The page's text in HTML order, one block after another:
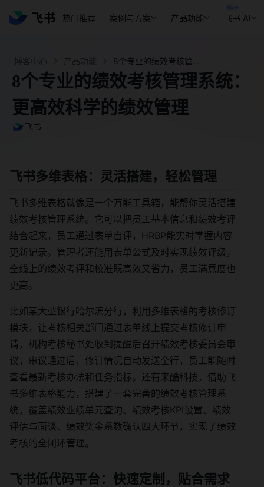
热门推荐 案例与方案 产品功能 飞书 AI
8个专业的绩效考核管理系统：
更高效科学的绩效管理
飞书
飞书多维表格：灵活搭建，轻松管理
飞书多维表格就像是一个万能工具箱，能帮你灵活搭建
绩效考核管理系统。它可以把员工基本信息和绩效考评
结合起来，员工通过表单自评，HRBP能实时掌握内容
更新记录。管理者还能用表单公式及时实现绩效评级，
全线上的绩效考评和校准既高效又省力，员工满意度也
更高。
比如某大型银行哈尔滨分行，利用多维表格的考核修订
模块，让考核相关部门通过表单线上提交考核修订申
请，机构考核秘书处收到提醒后召开绩效考核委员会审
议，审议通过后，修订情况自动发送全行，员工能随时
查看最新考核办法和任务指标。还有来酷科技，借助飞
书多维表格能力，搭建了一套完善的绩效考核管理系
统，覆盖绩效业绩单元查询、绩效考核KPI设置、绩效
评估与面谈、绩效奖金系数确认四大环节，实现了绩效
考核的全闭环管理。
飞书低代码平台：快速定制，贴合需求